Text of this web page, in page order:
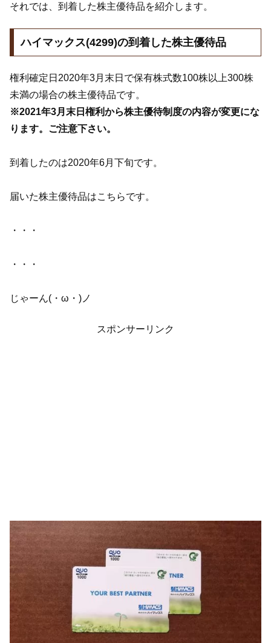
それでは、到着した株主優待品を紹介します。
ハイマックス(4299)の到着した株主優待品
権利確定日2020年3月末日で保有株式数100株以上300株
未満の場合の株主優待品です。
※2021年3月末日権利から株主優待制度の内容が変更にな
ります。ご注意下さい。
到着したのは2020年6月下旬です。
届いた株主優待品はこちらです。
・・・
・・・
じゃーん(・ω・)ノ
スポンサーリンク